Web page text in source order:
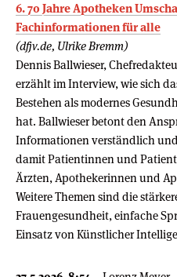
6. 70 Jahre Apotheken
Fachinformationen für alle
(dfjv.de, Ulrike Bremm)
Dennis Ballwieser,
erzählt im Interview, wie sich
Bestehen als modernes
hat. Ballwieser betont den
Informationen verständlich
damit Patientinnen und
Ärzten, Apothekerinnen und
Weitere Themen sind die
Frauengesundheit, einfache
Einsatz von Künstlicher